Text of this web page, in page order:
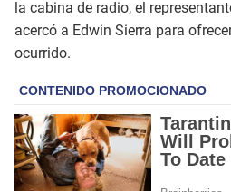
la cabina de radio, el
acercó a Edwin Sierra para
ocurrido.